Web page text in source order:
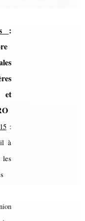
:
:
à
les